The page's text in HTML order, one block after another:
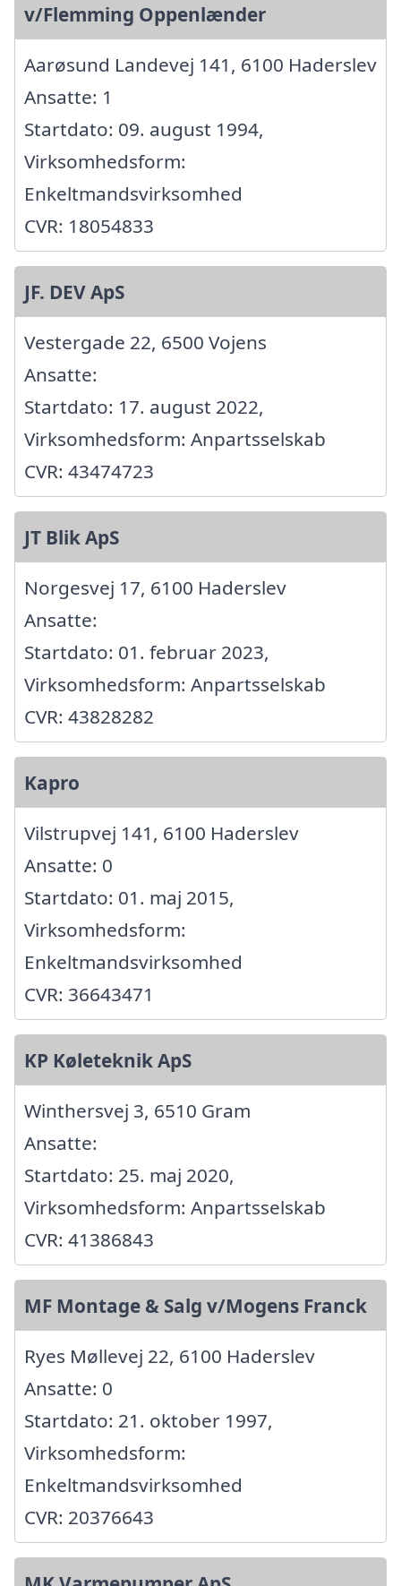
v/Flemming Oppenlænder
Aarøsund Landevej 141, 6100 Haderslev
Ansatte: 1
Startdato: 09. august 1994,
Virksomhedsform:
Enkeltmandsvirksomhed
CVR: 18054833
JF. DEV ApS
Vestergade 22, 6500 Vojens
Ansatte:
Startdato: 17. august 2022,
Virksomhedsform: Anpartsselskab
CVR: 43474723
JT Blik ApS
Norgesvej 17, 6100 Haderslev
Ansatte:
Startdato: 01. februar 2023,
Virksomhedsform: Anpartsselskab
CVR: 43828282
Kapro
Vilstrupvej 141, 6100 Haderslev
Ansatte: 0
Startdato: 01. maj 2015,
Virksomhedsform:
Enkeltmandsvirksomhed
CVR: 36643471
KP Køleteknik ApS
Winthersvej 3, 6510 Gram
Ansatte:
Startdato: 25. maj 2020,
Virksomhedsform: Anpartsselskab
CVR: 41386843
MF Montage & Salg v/Mogens Franck
Ryes Møllevej 22, 6100 Haderslev
Ansatte: 0
Startdato: 21. oktober 1997,
Virksomhedsform:
Enkeltmandsvirksomhed
CVR: 20376643